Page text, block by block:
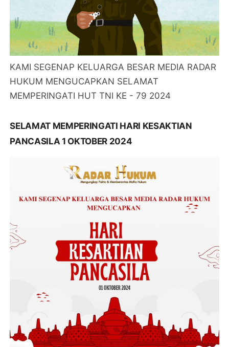
KAMI SEGENAP KELUARGA BESAR MEDIA RADAR
HUKUM MENGUCAPKAN SELAMAT
MEMPERINGATI HUT TNI KE - 79 2024
SELAMAT MEMPERINGATI HARI KESAKTIAN
PANCASILA 1 OKTOBER 2024